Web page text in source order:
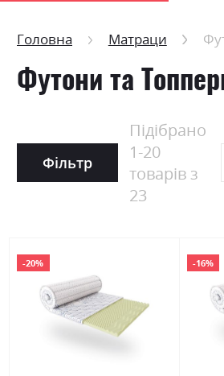
Головна Матраци
Футони та
Фільтр
Підібрано
1-20
товарів з
23
-20% -16%